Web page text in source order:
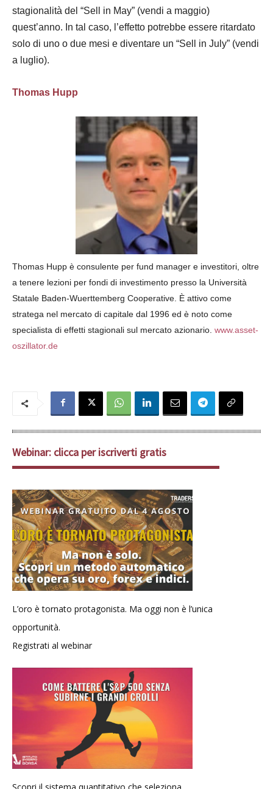
stagionalità del “Sell in May” (vendi a maggio)
quest’anno. In tal caso, l’effetto potrebbe essere ritardato
solo di uno o due mesi e diventare un “Sell in July” (vendi
a luglio).
Thomas Hupp
Thomas Hupp è consulente per fund manager e investitori, oltre
a tenere lezioni per fondi di investimento presso la Università
Statale Baden-Wuerttemberg Cooperative. È attivo come
stratega nel mercato di capitale dal 1996 ed è noto come
specialista di effetti stagionali sul mercato azionario. www.asset-
oszillator.de
Webinar: clicca per iscriverti gratis
L’oro è tornato protagonista. Ma oggi non è l’unica
opportunità.
Registrati al webinar